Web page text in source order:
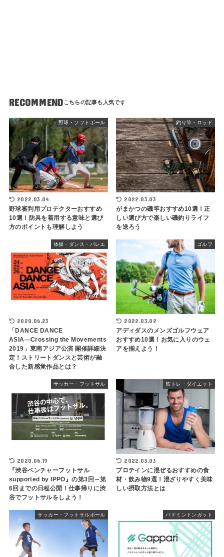
RECOMMEND
野球・ソフトボール
2022.03.04
野球審判用プロテクターおすすめ
10選！防具を着用する意味と選び
方のポイントも理解しよう
釣り竿・ロッド
2022.03.03
がまかつの磯竿おすすめ10選！正
しい選び方で楽しい磯釣りライフ
を送ろう
体操・ダンス・バレエ
2020.06.23
「DANCE DANCE
ASIA―Crossing the Movements
2019」東南アジア公演 開催詳細決
定！ストリートダンスと芸術が融
合した新感覚作品とは？
ゴルフ
2022.03.02
アディダスのメンズゴルフウェア
おすすめ10選！お気に入りのウェ
アを揃えよう！
サッカー・フットサル
2020.06.19
『渋谷ベンチャーフットサル
supported by IPPO』の第3回～第
6回までの日程公開！仕事帰りに渋
谷でフットサルをしよう！
筋トレ・ダイエット
2022.03.03
プロテインに混ぜるおすすめの食
材・飲み物9選！混ざりやすく美味
しい摂取方法とは
サッカー・フットサルボール バドミントンガット